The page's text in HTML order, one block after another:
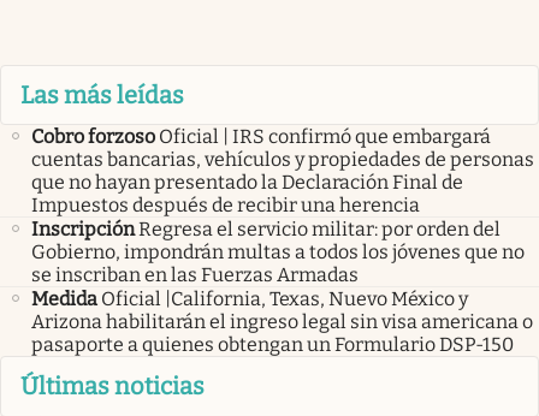
Las más leídas
Cobro forzoso Oficial | IRS confirmó que embargará
cuentas bancarias, vehículos y propiedades de personas
que no hayan presentado la Declaración Final de
Impuestos después de recibir una herencia
InscripciónRegresa el servicio militar: por orden del
Gobierno, impondrán multas a todos los jóvenes que no
se inscriban en las Fuerzas Armadas
Medida Oficial |California, Texas, Nuevo México y
Arizona habilitarán el ingreso legal sin visa americana o
pasaporte a quienes obtengan un Formulario DSP-150
Últimas noticias